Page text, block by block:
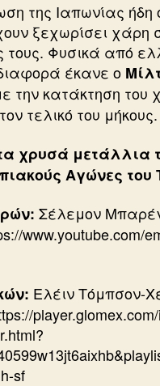
της Ιαπωνίας ήδη
ξεχωρίσει χάρη
Φυσικά από
έκανε ο
την κατάκτηση του
τελικό του μήκους.
χρυσά μετάλλια
Αγώνες του
Σέλεμον
www.youtube.com/
Ελέιν Τόμπσον-
sf